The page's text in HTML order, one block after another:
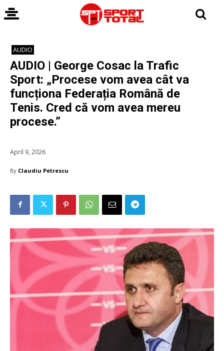
AUDIO
AUDIO | George Cosac la Trafic
Sport: „Procese vom avea cât va
funcționa Federația Română de
Tenis. Cred că vom avea mereu
procese.”
April 9, 2026
By Claudiu Petrescu